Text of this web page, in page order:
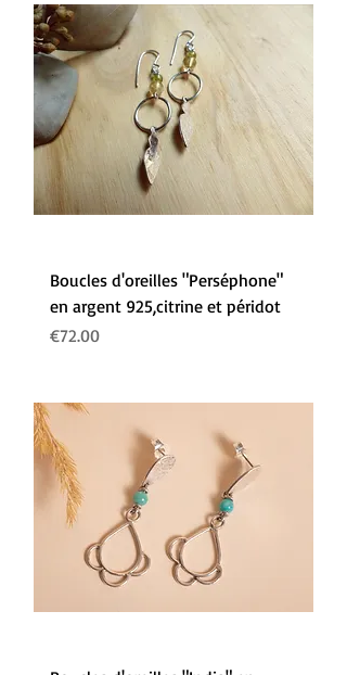
Boucles d'oreilles "Perséphone"
en argent 925,citrine et péridot
Prix
€72.00